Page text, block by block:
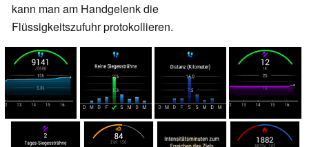
kann man am Handgelenkdie
Flüssigkeitszufuhrprotokollieren.